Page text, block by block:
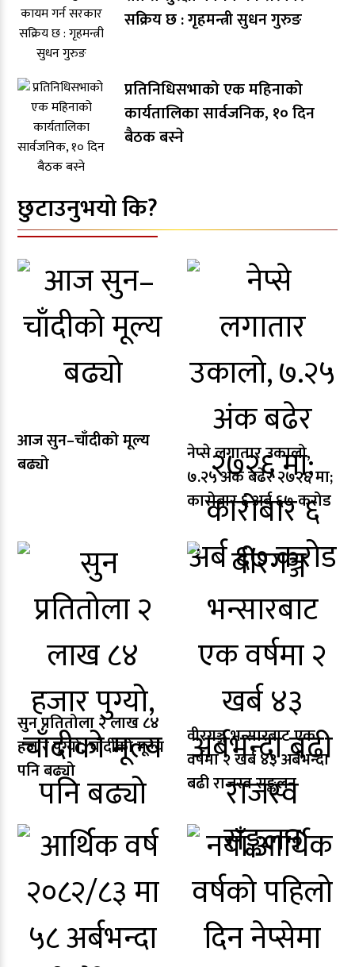
सक्रिय छ : गृहमन्त्री सुधन गुरुङ
प्रतिनिधिसभाको एक महिनाको
कार्यतालिका सार्वजनिक, १० दिन
बैठक बस्ने
छुटाउनुभयो कि?
आज सुन–चाँदीको मूल्य
बढ्यो
नेप्से लगातार उकालो,
७.२५ अंक बढेर २७२६ मा;
कारोबार ६ अर्ब ६७ करोड
सुन प्रतितोला २ लाख ८४
हजार पुग्यो, चाँदीको मूल्य
पनि बढ्यो
वीरगञ्ज भन्सारबाट एक
वर्षमा २ खर्ब ४३ अर्बभन्दा
बढी राजस्व सङ्कलन